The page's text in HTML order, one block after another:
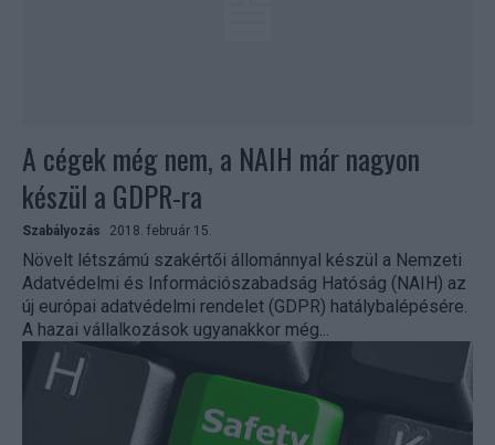
A cégek még nem, a NAIH már nagyon
készül a GDPR-ra
Szabályozás 2018. február 15.
Növelt létszámú szakértői állománnyal készül a Nemzeti
Adatvédelmi és Információszabadság Hatóság (NAIH) az
új európai adatvédelmi rendelet (GDPR) hatálybalépésére.
A hazai vállalkozások ugyanakkor még...